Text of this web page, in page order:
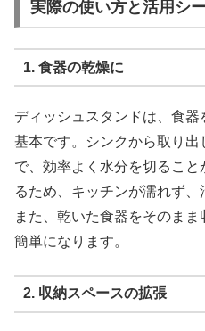
実際の使い方と活用シ
1. 食器の乾燥に
ディッシュスタンドは、食
基本です。シンクから取り出
で、効率よく水分を切るこ
るため、キッチンが濡れず、
また、乾いた食器をそのま
簡単になります。
2. 収納スペースの拡張